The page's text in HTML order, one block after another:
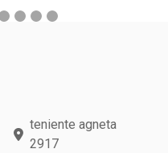
teniente agneta
2917